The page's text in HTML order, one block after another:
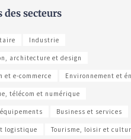
des secteurs
Industrie
architecture et design
e-commerce Environnement et
télécom et numérique
Business et services
logistique Tourisme, loisir et